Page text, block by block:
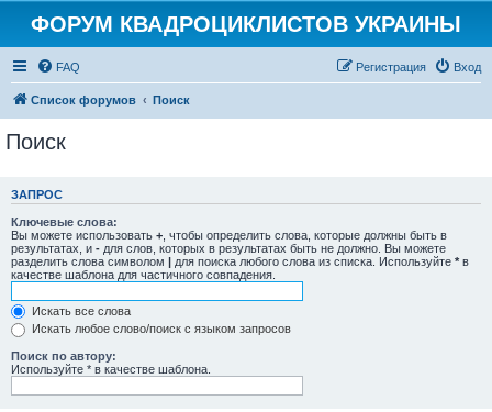
ФОРУМ КВАДРОЦИКЛИСТОВ УКРАИНЫ
FAQ Вход
Регистрация
Список форумов Поиск
Поиск
ЗАПРОС
Ключевые слова:
Вы можете использовать + , чтобы определить слова, которые должны быть в
результатах, и - для слов, которых в результатах быть не должно. Вы можете
разделить слова символом | для поиска любого слова из списка. Используйте * в
качестве шаблона для частичного совпадения.
Искать все слова
Искать любое слово/поиск с языком запросов
Поиск по автору:
Используйте * в качестве шаблона.